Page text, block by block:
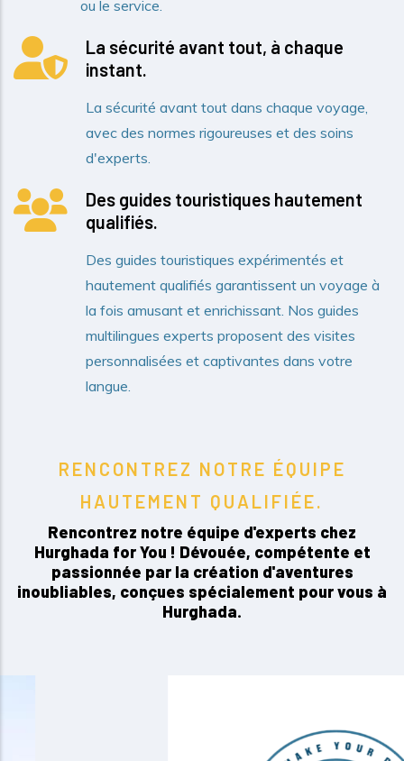
ou le service.
La sécurité avant tout, à chaque
instant.
La sécurité avant tout dans chaque voyage,
avec des normes rigoureuses et des soins
d'experts.
Des guides touristiques hautement
qualifiés.
Des guides touristiques expérimentés et
hautement qualifiés garantissent un voyage à
la fois amusant et enrichissant. Nos guides
multilingues experts proposent des visites
personnalisées et captivantes dans votre
langue.
RENCONTREZ NOTRE ÉQUIPE
HAUTEMENT QUALIFIÉE.
Rencontrez notre équipe d'experts chez
Hurghada for You ! Dévouée, compétente et
passionnée par la création d'aventures
inoubliables, conçues spécialement pour vous à
Hurghada.